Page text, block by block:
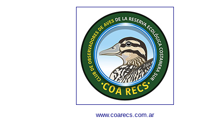
www.coarecs.com.ar